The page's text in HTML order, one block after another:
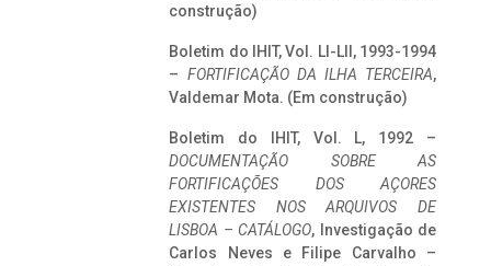
construção)
Boletim do IHIT, Vol. LI-LII, 1993-1994
– FORTIFICAÇÃO DA ILHA TERCEIRA,
Valdemar Mota. (Em construção)
Boletim do IHIT, Vol. L, 1992 –
DOCUMENTAÇÃO SOBRE AS
FORTIFICAÇÕES DOS AÇORES
EXISTENTES NOS ARQUIVOS DE
LISBOA – CATÁLOGO, Investigação de
Carlos Neves e Filipe Carvalho –